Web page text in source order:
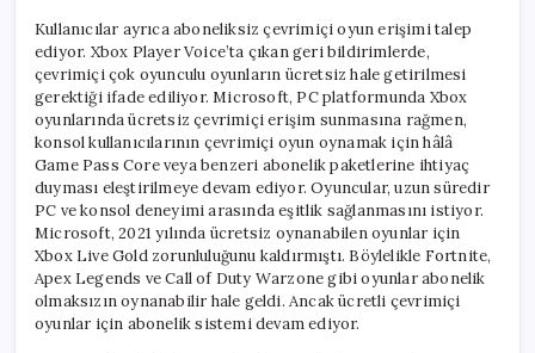
Kullanıcılar ayrıca aboneliksiz çevrimiçi oyun erişimi talep
ediyor. Xbox Player Voice’ta çıkan geri bildirimlerde,
çevrimiçi çok oyunculu oyunların ücretsiz hale getirilmesi
gerektiği ifade ediliyor. Microsoft, PC platformunda Xbox
oyunlarında ücretsiz çevrimiçi erişim sunmasına rağmen,
konsol kullanıcılarının çevrimiçi oyun oynamak için hâlâ
Game Pass Core veya benzeri abonelik paketlerine ihtiyaç
duyması eleştirilmeye devam ediyor. Oyuncular, uzun süredir
PC ve konsol deneyimi arasında eşitlik sağlanmasını istiyor.
Microsoft, 2021 yılında ücretsiz oynanabilen oyunlar için
Xbox Live Gold zorunluluğunu kaldırmıştı. Böylelikle Fortnite,
Apex Legends ve Call of Duty Warzone gibi oyunlar abonelik
olmaksızın oynanabilir hale geldi. Ancak ücretli çevrimiçi
oyunlar için abonelik sistemi devam ediyor.